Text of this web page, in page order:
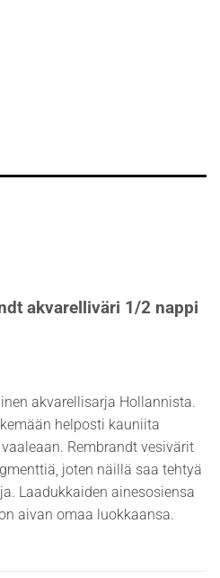
akvarelliväri 1/2 nappi
akvarellisarja Hollannista.
helposti kauniita
Rembrandt vesivärit
joten näillä saa tehtyä
Laadukkaiden ainesosiensa
aivan omaa luokkaansa.